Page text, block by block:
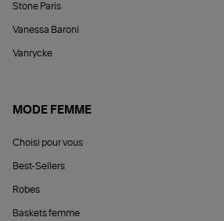
Stone Paris
Vanessa Baroni
Vanrycke
MODE FEMME
Choisi pour vous
Best-Sellers
Robes
Baskets femme